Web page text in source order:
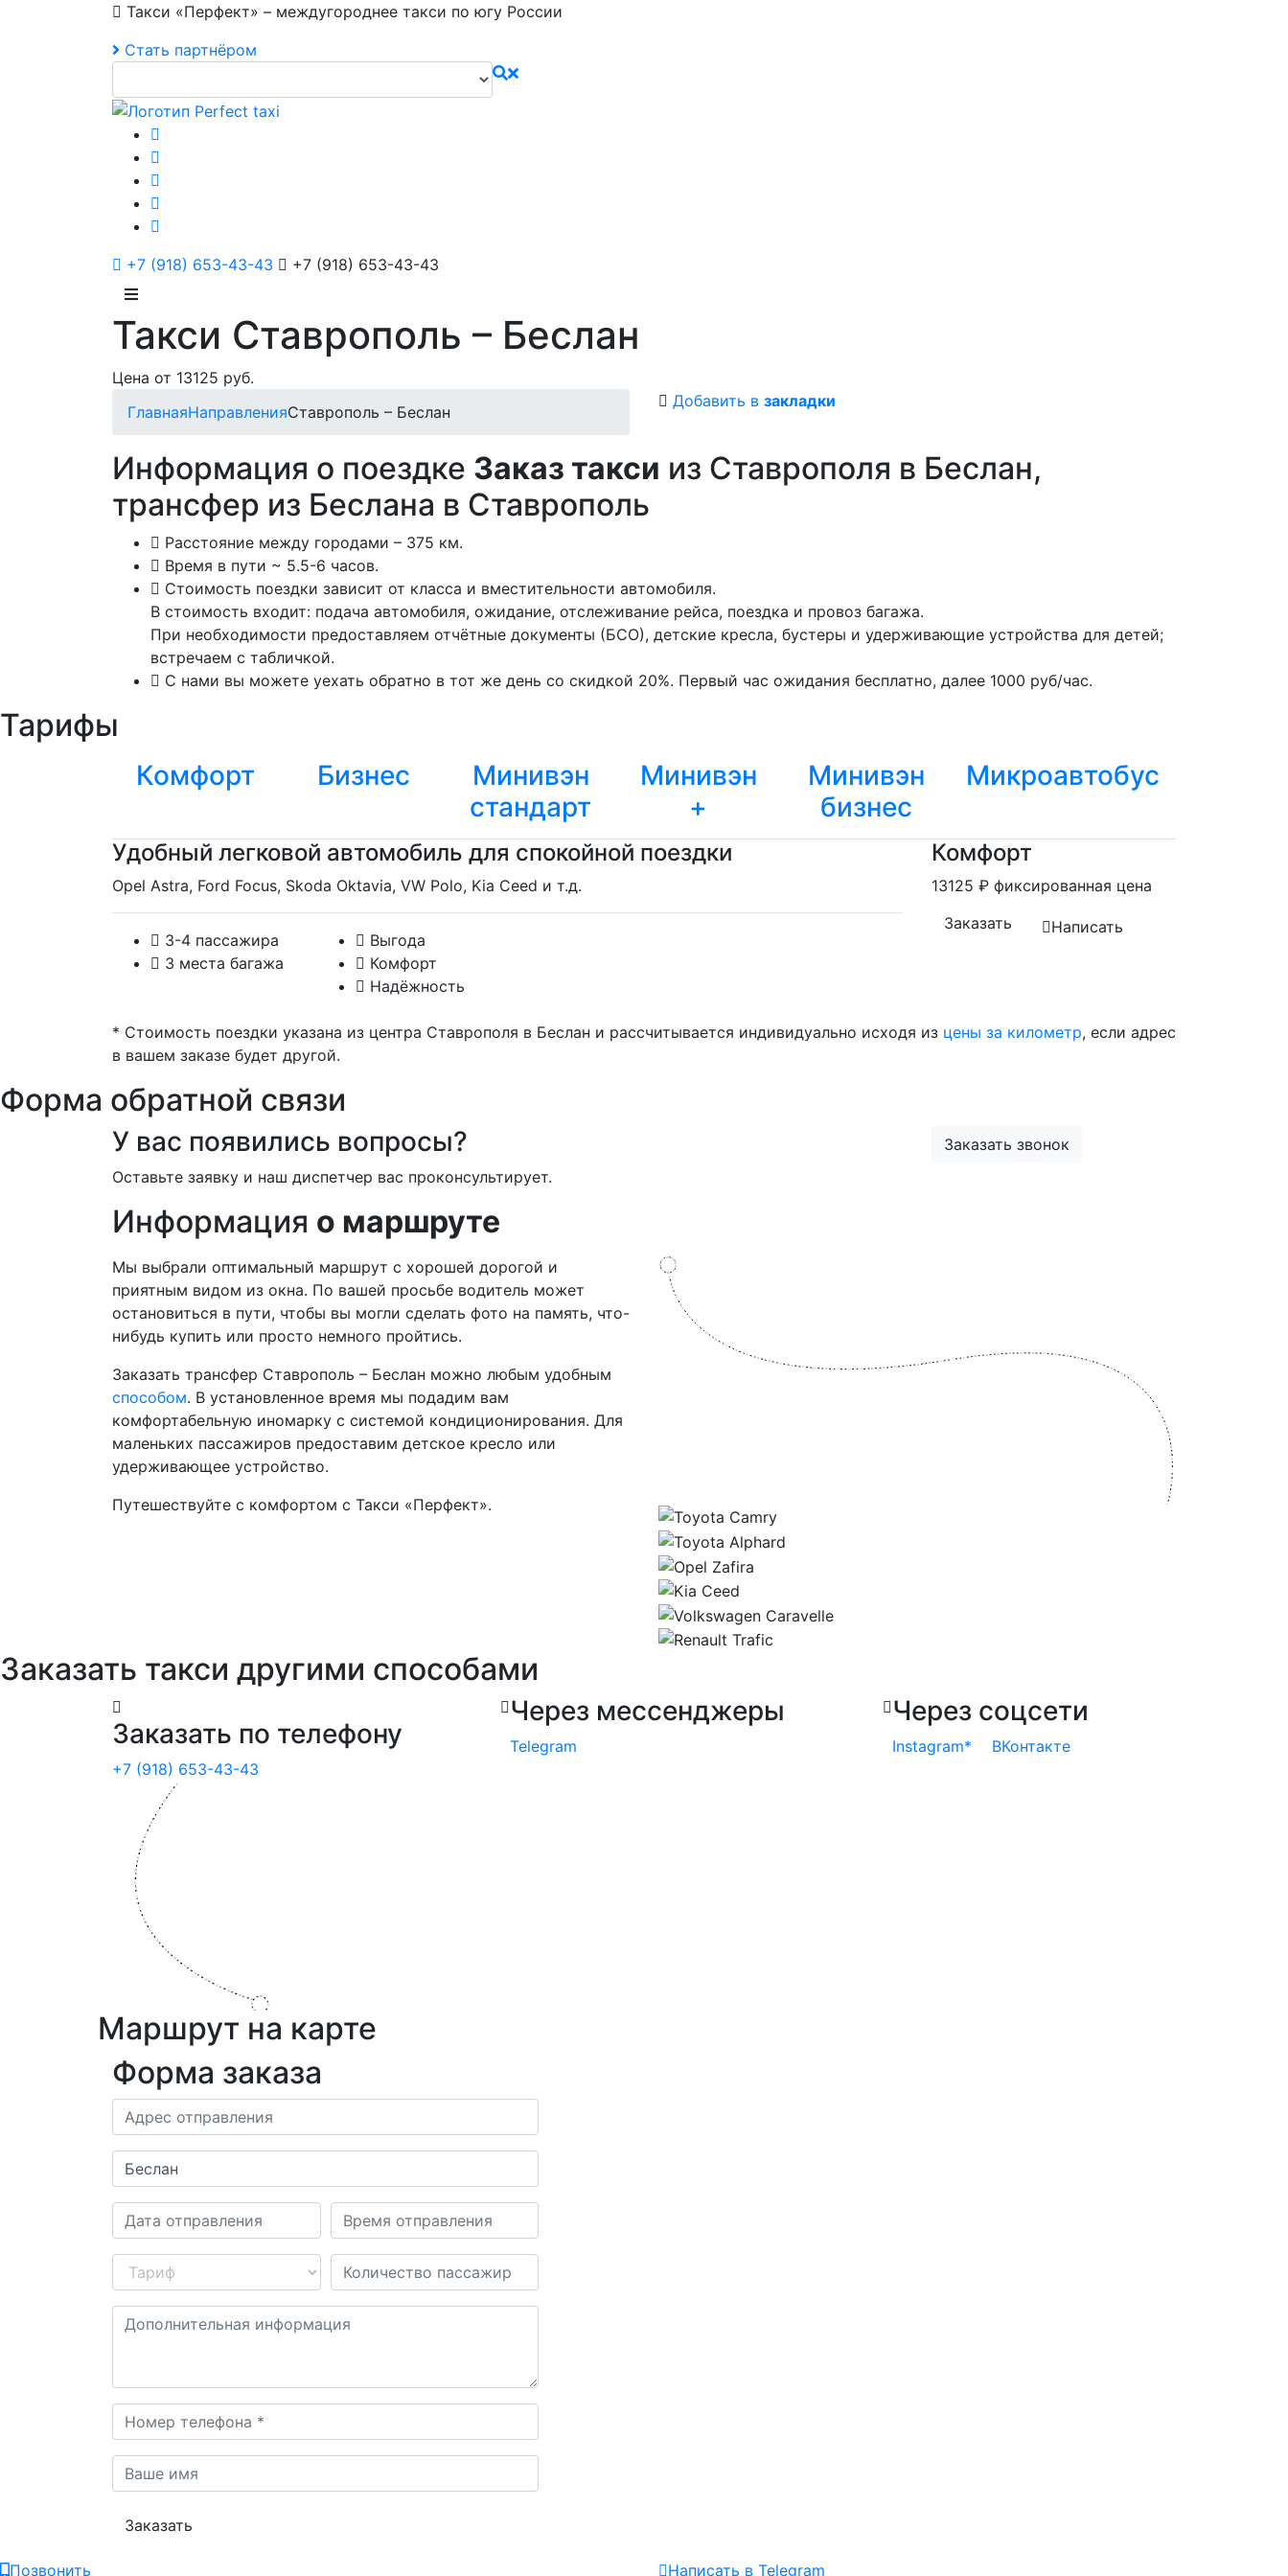
Такси «Перфект» – междугороднее такси по югу России
Стать партнёром
+7 (918) 653-43-43 +7 (918) 653-43-43
Такси Ставрополь – Беслан
Цена от 13125 руб.
ГлавнаяНаправленияСтаврополь – Беслан
Добавить в закладки
Информация о поездке Заказ такси из Ставрополя в Беслан,
трансфер из Беслана в Ставрополь
Расстояние между городами – 375 км.
Время в пути ~ 5.5-6 часов.
Стоимость поездки зависит от класса и вместительности автомобиля.
В стоимость входит: подача автомобиля, ожидание, отслеживание рейса, поездка и провоз багажа.
При необходимости предоставляем отчётные документы (БСО), детские кресла, бустеры и удерживающие устройства для детей;
встречаем с табличкой.
С нами вы можете уехать обратно в тот же день со скидкой 20%. Первый час ожидания бесплатно, далее 1000 руб/час.
Тарифы
Комфорт Бизнес
Минивэн
стандарт
Минивэн
+
Минивэн
бизнес
Микроавтобус
Удобный легковой автомобиль для спокойной поездки
Opel Astra, Ford Focus, Skoda Oktavia, VW Polo, Kia Ceed и т.д.
3-4 пассажира
3 места багажа
Выгода
Комфорт
Надёжность
Комфорт
13125 ₽ фиксированная цена
Заказать
Написать
* Стоимость поездки указана из центра Ставрополя в Беслан и рассчитывается индивидуально исходя из цены за километр, если адрес
в вашем заказе будет другой.
Форма обратной связи
У вас появились вопросы?
Оставьте заявку и наш диспетчер вас проконсультирует.
Заказать звонок
Информация о маршруте
Мы выбрали оптимальный маршрут с хорошей дорогой и
приятным видом из окна. По вашей просьбе водитель может
остановиться в пути, чтобы вы могли сделать фото на память, что-
нибудь купить или просто немного пройтись.
Заказать трансфер Ставрополь – Беслан можно любым удобным
способом. В установленное время мы подадим вам
комфортабельную иномарку с системой кондиционирования. Для
маленьких пассажиров предоставим детское кресло или
удерживающее устройство.
Путешествуйте с комфортом с Такси «Перфект».
Заказать такси другими способами
Заказать по телефону
+7 (918) 653-43-43
Через мессенджеры
Telegram
Через соцсети
Instagram* ВКонтакте
Маршрут на карте
Форма заказа
Заказать
Позвонить Написать в Telegram